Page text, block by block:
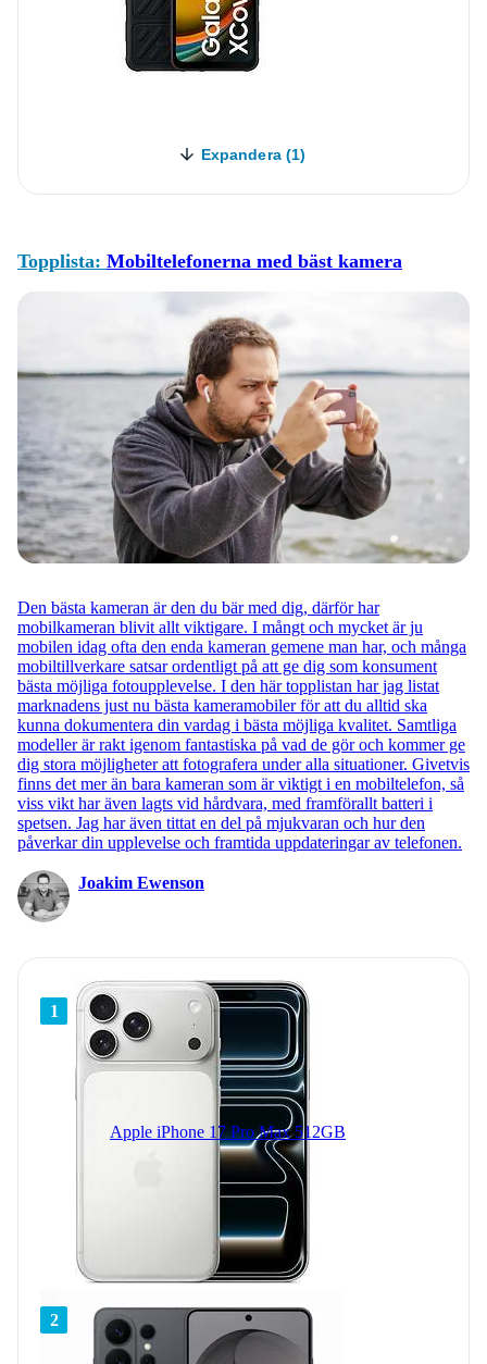
Expandera (1)
Topplista: Mobiltelefonerna med bäst kamera
Den bästa kameran är den du bär med dig, därför har
mobilkameran blivit allt viktigare. I mångt och mycket är ju
mobilen idag ofta den enda kameran gemene man har, och många
mobiltillverkare satsar ordentligt på att ge dig som konsument
bästa möjliga fotoupplevelse. I den här topplistan har jag listat
marknadens just nu bästa kameramobiler för att du alltid ska
kunna dokumentera din vardag i bästa möjliga kvalitet. Samtliga
modeller är rakt igenom fantastiska på vad de gör och kommer ge
dig stora möjligheter att fotografera under alla situationer. Givetvis
finns det mer än bara kameran som är viktigt i en mobiltelefon, så
viss vikt har även lagts vid hårdvara, med framförallt batteri i
spetsen. Jag har även tittat en del på mjukvaran och hur den
påverkar din upplevelse och framtida uppdateringar av telefonen.
Joakim Ewenson
1
Apple iPhone 17 Pro Max 512GB
2